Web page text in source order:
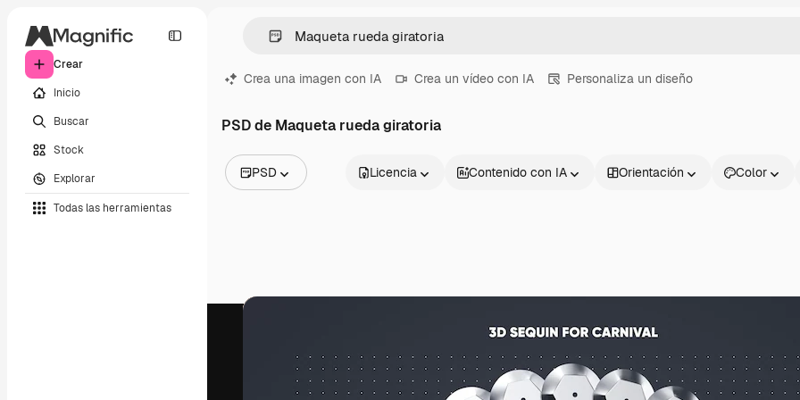
Crear
Inicio
Buscar
Stock
Explorar
Todas las herramientas
Crea una imagen con IA Crea un vídeo con IA Personaliza un diseño
PSD de Maqueta rueda giratoria
PSD
Vídeos
Modelos 3D
Licencia Contenido con IA Orientación Color
Productos Información útil